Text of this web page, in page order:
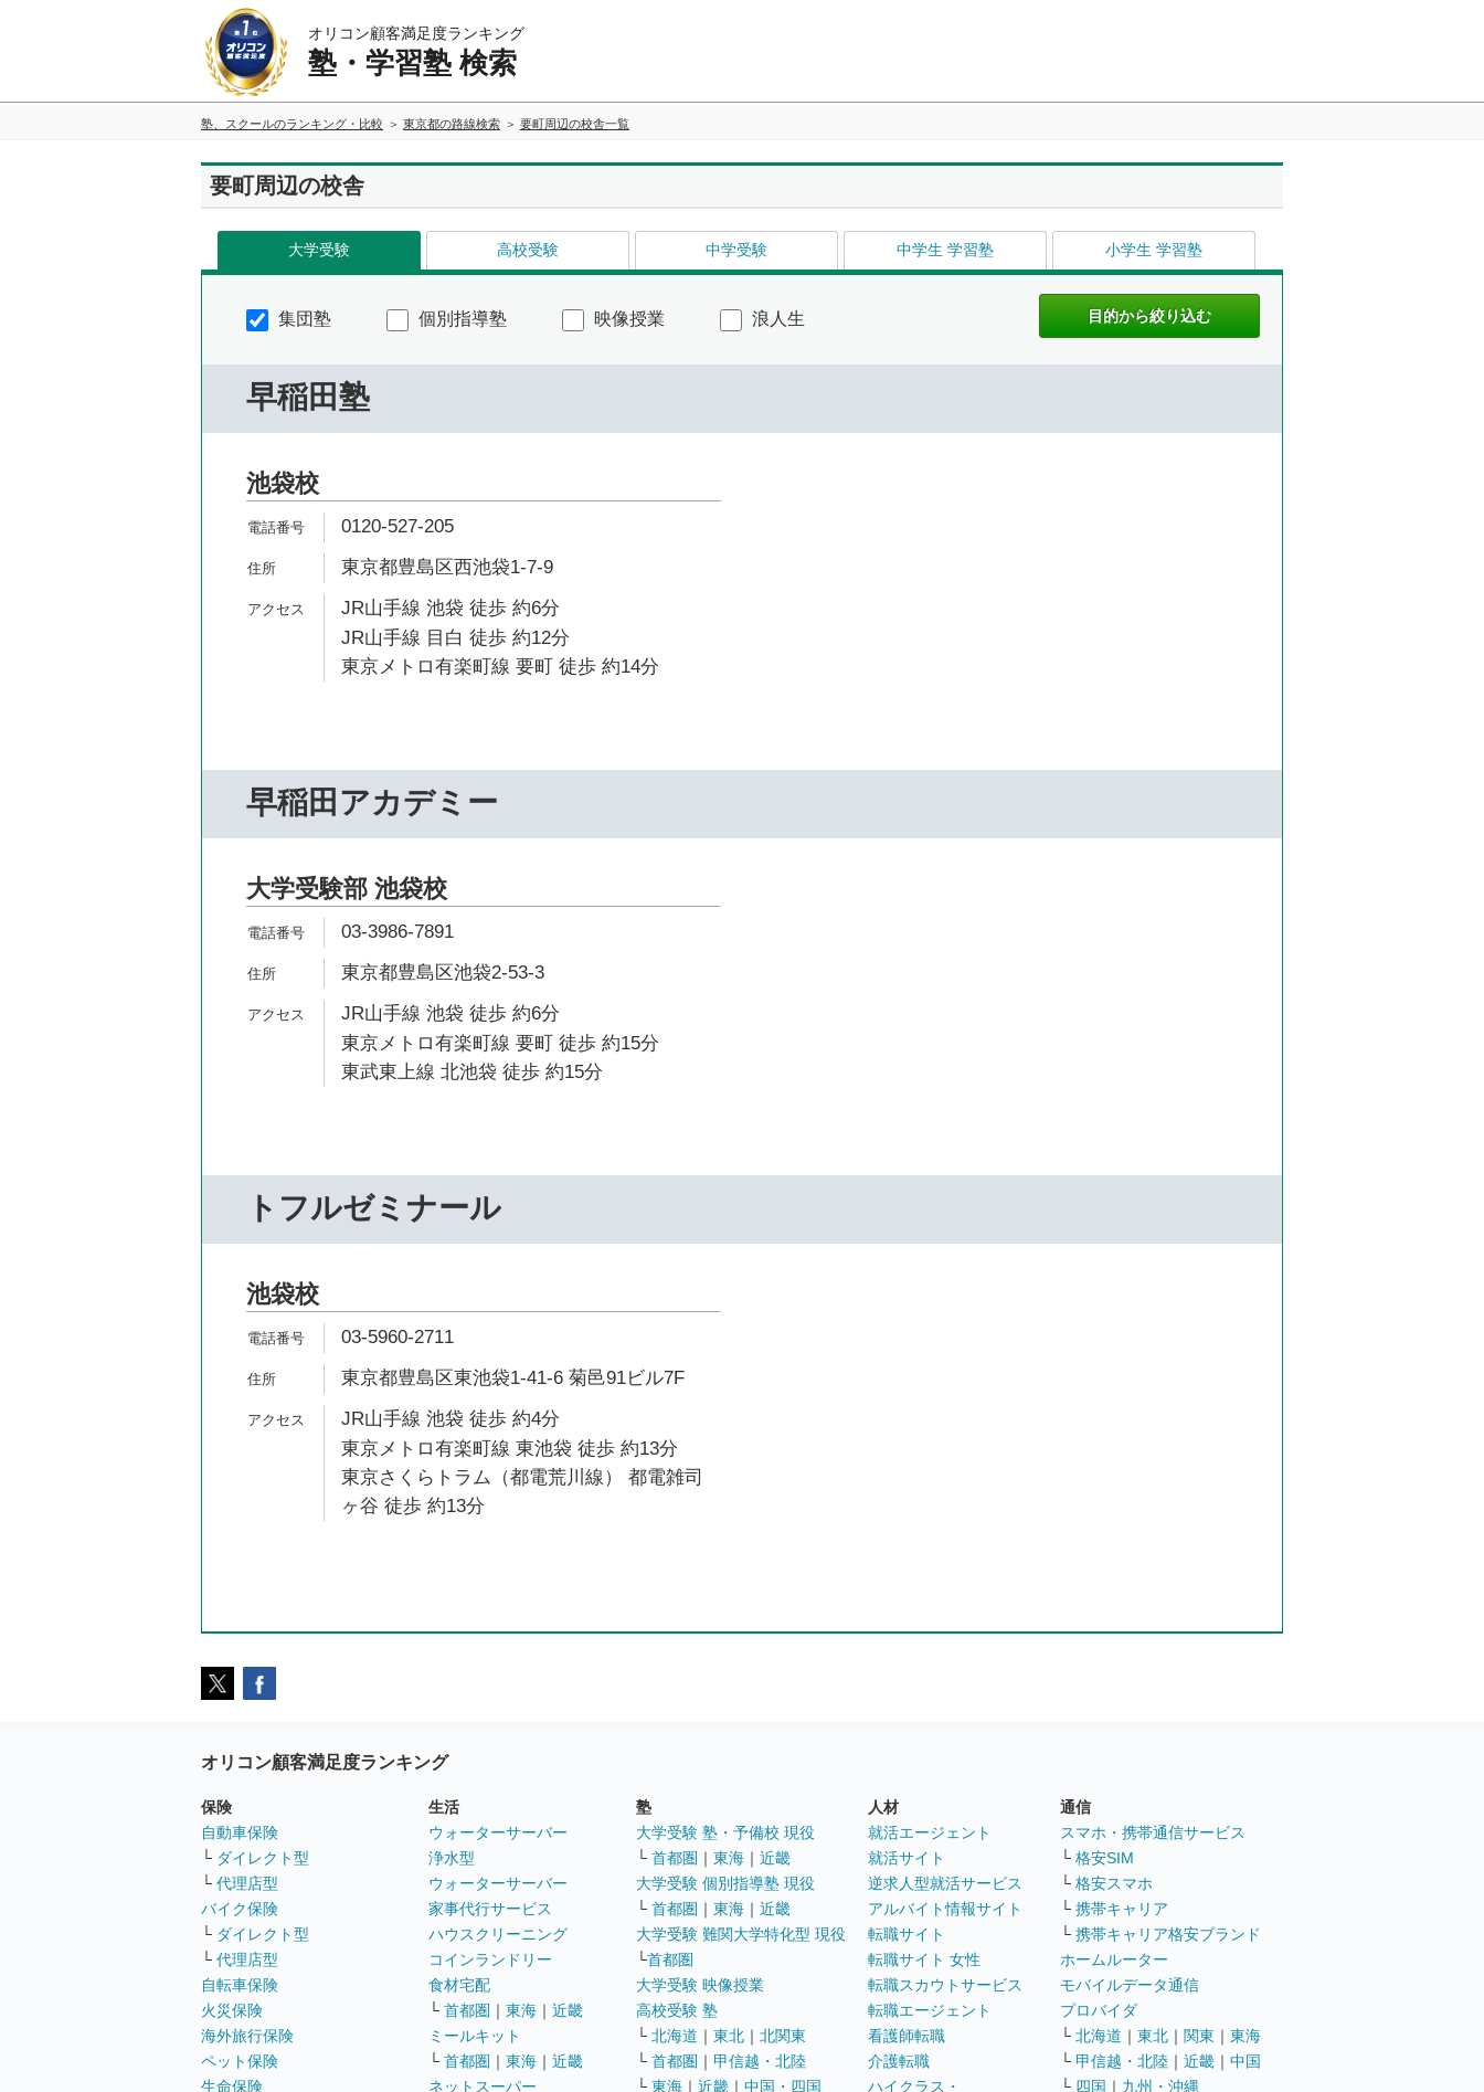
オリコン顧客満足度ランキング
塾・学習塾 検索
塾、スクールのランキング・比較 東京都の路線検索 要町周辺の校舎一覧
要町周辺の校舎
大学受験 高校受験 中学受験 中学生 学習塾 小学生 学習塾
集団塾 個別指導塾 映像授業 浪人生
早稲田塾
池袋校
0120-527-205
東京都豊島区西池袋1-7-9
JR山手線 池袋 徒歩 約6分
JR山手線 目白 徒歩 約12分
東京メトロ有楽町線 要町 徒歩 約14分
早稲田アカデミー
大学受験部 池袋校
03-3986-7891
東京都豊島区池袋2-53-3
JR山手線 池袋 徒歩 約6分
東京メトロ有楽町線 要町 徒歩 約15分
東武東上線 北池袋 徒歩 約15分
トフルゼミナール
池袋校
03-5960-2711
東京都豊島区東池袋1-41-6 菊邑91ビル7F
JR山手線 池袋 徒歩 約4分
東京メトロ有楽町線 東池袋 徒歩 約13分
東京さくらトラム（都電荒川線） 都電雑司
ヶ谷 徒歩 約13分
オリコン顧客満足度ランキング
保険
自動車保険
└ ダイレクト型
└ 代理店型
バイク保険
└ ダイレクト型
└ 代理店型
自転車保険
火災保険
海外旅行保険
ペット保険
生命保険
生活
ウォーターサーバー
浄水型
ウォーターサーバー
家事代行サービス
ハウスクリーニング
コインランドリー
食材宅配
└ 首都圏 ｜ 東海 ｜ 近畿
ミールキット
└ 首都圏 ｜ 東海 ｜ 近畿
ネットスーパー
塾
大学受験 塾・予備校 現役
└ 首都圏 ｜ 東海 ｜ 近畿
大学受験 個別指導塾 現役
└ 首都圏 ｜ 東海 ｜ 近畿
大学受験 難関大学特化型 現役
└首都圏
大学受験 映像授業
高校受験 塾
└ 北海道 ｜ 東北 ｜ 北関東
└ 首都圏 ｜ 甲信越・北陸
└ 東海 ｜ 近畿 ｜ 中国・四国
人材
就活エージェント
就活サイト
逆求人型就活サービス
アルバイト情報サイト
転職サイト
転職サイト 女性
転職スカウトサービス
転職エージェント
看護師転職
介護転職
ハイクラス・
通信
スマホ・携帯通信サービス
└ 格安SIM
└ 格安スマホ
└ 携帯キャリア
└ 携帯キャリア格安ブランド
ホームルーター
モバイルデータ通信
プロバイダ
└ 北海道 ｜ 東北 ｜ 関東 ｜ 東海
└ 甲信越・北陸 ｜ 近畿 ｜ 中国
└ 四国 ｜ 九州・沖縄